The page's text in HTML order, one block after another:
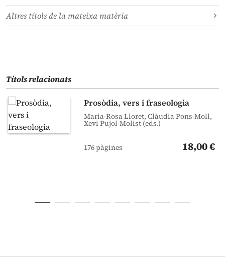
Altres títols de la mateixa matèria
Títols relacionats
Prosòdia, vers i fraseologia
Maria-Rosa Lloret, Clàudia Pons-Moll,
Xevi Pujol-Molist (eds.)
176 pàgines 18,00 €